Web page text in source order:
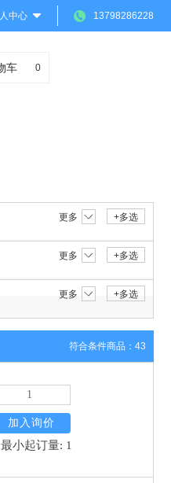
中心 13798286228
车 0
更多 +多选
更多 +多选
更多 +多选
符合条件商品：43
加入询价
最小起订量: 1